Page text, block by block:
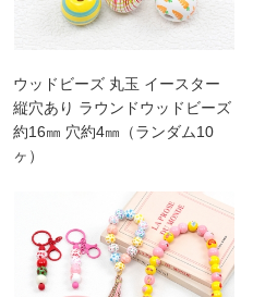
ウッドビーズ 丸玉 イースター
縦穴あり ラウンドウッドビーズ
約16㎜ 穴約4㎜（ランダム10
ヶ）